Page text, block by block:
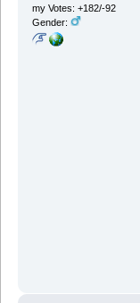
my Votes: +182/-92
Gender: